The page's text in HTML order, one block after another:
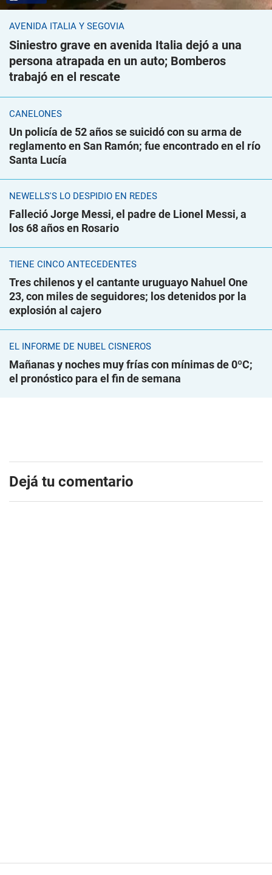
AVENIDA ITALIA Y SEGOVIA
Siniestro grave en avenida Italia dejó a una
persona atrapada en un auto; Bomberos
trabajó en el rescate
CANELONES
Un policía de 52 años se suicidó con su arma de
reglamento en San Ramón; fue encontrado en el río
Santa Lucía
NEWELLS'S LO DESPIDIÓ EN REDES
Falleció Jorge Messi, el padre de Lionel Messi, a
los 68 años en Rosario
TIENE CINCO ANTECEDENTES
Tres chilenos y el cantante uruguayo Nahuel One
23, con miles de seguidores; los detenidos por la
explosión al cajero
EL INFORME DE NUBEL CISNEROS
Mañanas y noches muy frías con mínimas de 0ºC;
el pronóstico para el fin de semana
Dejá tu comentario